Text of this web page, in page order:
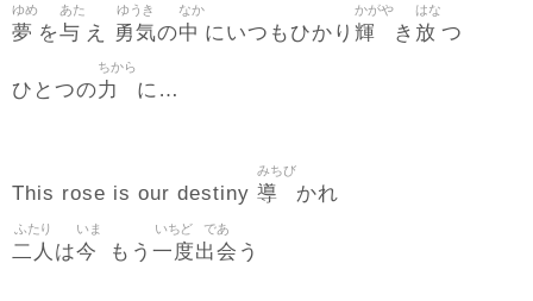
夢
ゆめ
を与
あた
え 勇気
ゆうき
の中
なか
にいつもひかり 輝
かがや
き 放
はな
つ
ひとつの力
ちから
に…
This rose is our destiny 導
みちび
かれ
二人
ふたり
は今
いま
もう 一度
いちど
出会
であ
う